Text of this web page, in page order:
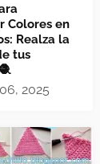
Colores en
Realza la
tus
2025